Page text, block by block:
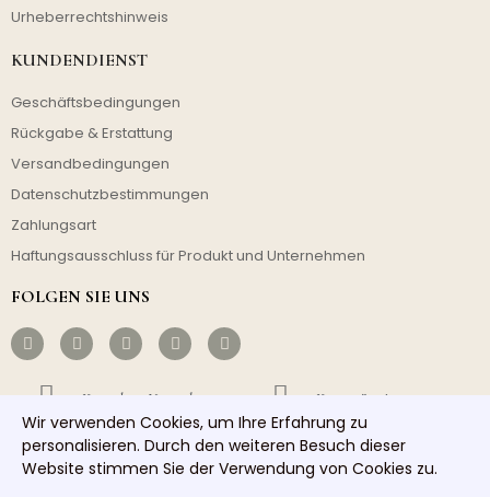
Urheberrechtshinweis
KUNDENDIENST
Geschäftsbedingungen
Rückgabe & Erstattung
Versandbedingungen
Datenschutzbestimmungen
Zahlungsart
Haftungsausschluss für Produkt und Unternehmen
FOLGEN SIE UNS
Kostenloser Versand Kostengünstig
Schneller Versand Guter Service
Wir verwenden Cookies, um Ihre Erfahrung zu
personalisieren. Durch den weiteren Besuch dieser
Website stimmen Sie der Verwendung von Cookies zu.